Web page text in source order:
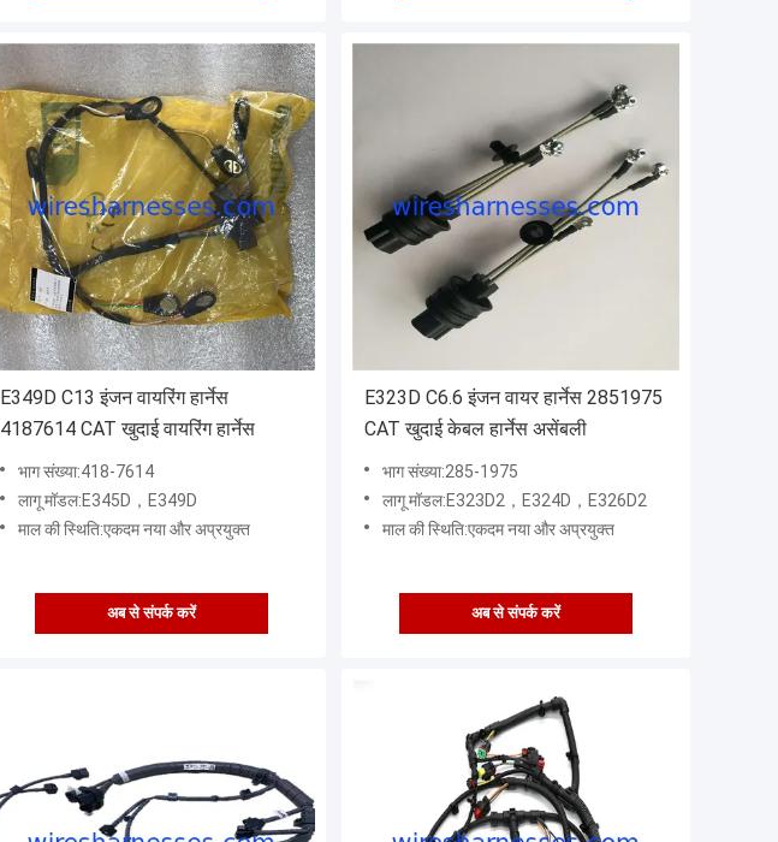
E349D C13 इंजन वायरिंग हार्नेस
4187614 CAT खुदाई वायरिंग हार्नेस
भाग संख्या:418-7614
लागू मॉडल:E345D，E349D
माल की स्थिति:एकदम नया और अप्रयुक्त
अब से संपर्क करें
E323D C6.6 इंजन वायर हार्नेस 2851975
CAT खुदाई केबल हार्नेस असेंबली
भाग संख्या:285-1975
लागू मॉडल:E323D2，E324D，E326D2
माल की स्थिति:एकदम नया और अप्रयुक्त
अब से संपर्क करें